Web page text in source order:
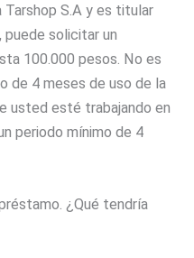
S.A y es titular
solicitar un
100.000 pesos. No es
de 4 meses de uso de la
usted esté trabajando en
periodo mínimo de 4
¿Qué tendría